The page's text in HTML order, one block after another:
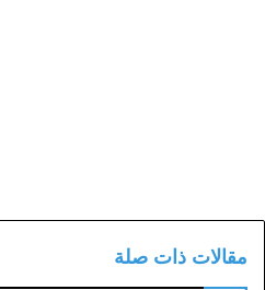
مقالات ذات صلة